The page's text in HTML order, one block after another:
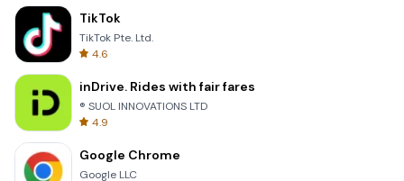
TikTok
TikTok Pte. Ltd.
4.6
inDrive. Rides with fair fares
® SUOL INNOVATIONS LTD
4.9
Google Chrome
Google LLC